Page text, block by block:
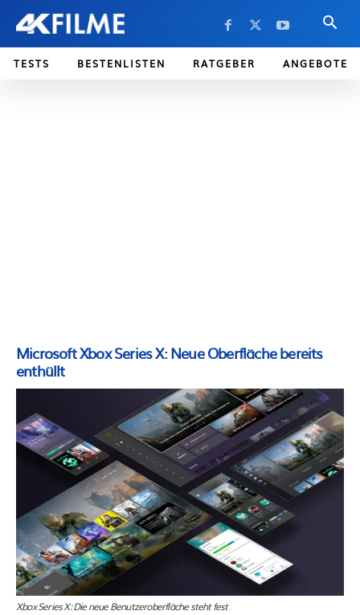
TESTS BESTENLISTEN RATGEBER ANGEBOTE
Microsoft Xbox Series X: Neue Oberfläche bereits
enthüllt
Xbox Series X: Die neue Benutzeroberfläche steht fest